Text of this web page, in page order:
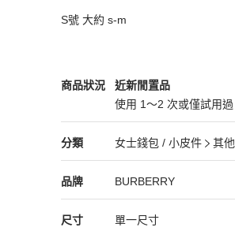
關於瑞奇二手精品 Burberry 聯
S號 大約 s-m
商品狀況
BURBERRY女士錢包 / 小皮件
近新閒置品
使用 1～2 次或僅試用
近新閒置品
分類
BURBERRY女士錢包 / 小皮件分類
女士錢包 / 小皮件
其他
女士錢包 / 小皮件/其他
品牌
BURBERRY精品女士錢包 / 小皮件
BURBERRY
BURBERRY推薦清單
尺寸 單一尺寸